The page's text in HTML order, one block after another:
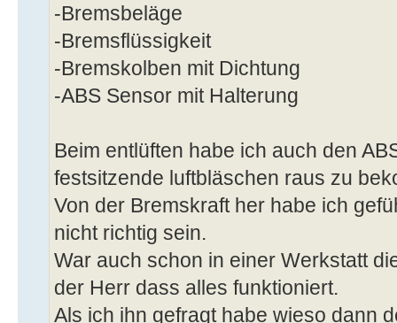
-Bremsbeläge
-Bremsflüssigkeit
-Bremskolben mit Dichtung
-ABS Sensor mit Halterung
Beim entlüften habe ich auch den
festsitzende luftbläschen raus zu
Von der Bremskraft her habe ich
nicht richtig sein.
War auch schon in einer Werkstatt
der Herr dass alles funktioniert.
Als ich ihn gefragt habe wieso dann